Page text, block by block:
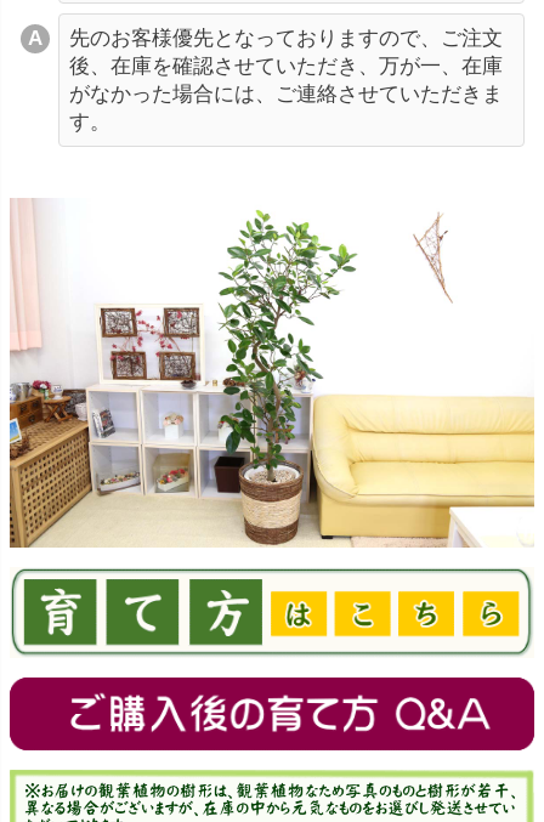
先のお客様優先となっておりますので、ご注文
後、在庫を確認させていただき、万が一、在庫
がなかった場合には、ご連絡させていただきま
す。